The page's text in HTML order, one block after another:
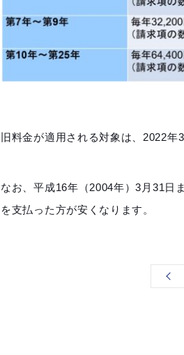
旧料金が適用される対象は、2022年
なお、平成16年（2004年）3月31日
を支払った方が安くなります。